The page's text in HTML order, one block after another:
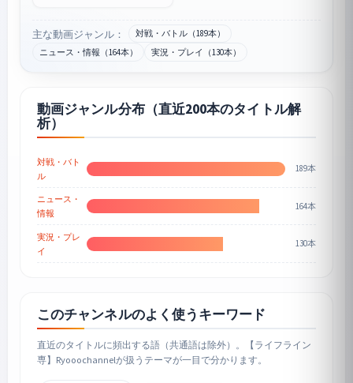
主な動画ジャンル：
対戦・バトル（189本）
ニュース・情報（164本）
実況・プレイ（130本）
動画ジャンル分布（直近200本のタイトル解
析）
対戦・バト
ル
189本
ニュース・
情報
164本
実況・プレ
イ
130本
このチャンネルのよく使うキーワード
直近のタイトルに頻出する語（共通語は除外）。【ライフライン
専】Ryooochannelが扱うテーマが一目で分かります。